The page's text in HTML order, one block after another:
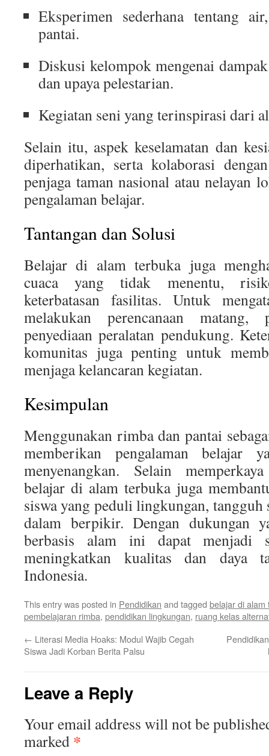
Eksperimen sederhana tentang
pantai.
Diskusi kelompok mengenai
dan upaya pelestarian.
Kegiatan seni yang terinspirasi dari
Selain itu, aspek keselamatan dan
diperhatikan, serta kolaborasi
penjaga taman nasional atau nelayan
pengalaman belajar.
Tantangan dan Solusi
Belajar di alam terbuka juga
cuaca yang tidak menentu,
keterbatasan fasilitas. Untuk
melakukan perencanaan
penyediaan peralatan pendukung.
komunitas juga penting untuk
menjaga kelancaran kegiatan.
Kesimpulan
Menggunakan rimba dan pantai
memberikan pengalaman belajar
menyenangkan. Selain
belajar di alam terbuka juga
siswa yang peduli lingkungan,
dalam berpikir. Dengan dukungan
berbasis alam ini dapat menjadi
meningkatkan kualitas dan daya
Indonesia.
This entry was posted in Pendidikan and tagged belajar di alam
pembelajaran rimba, pendidikan lingkungan, ruang kelas
← Literasi Media Hoaks: Modul Wajib Cegah
Siswa Jadi Korban Berita Palsu
Leave a Reply
Your email address will not be
marked *